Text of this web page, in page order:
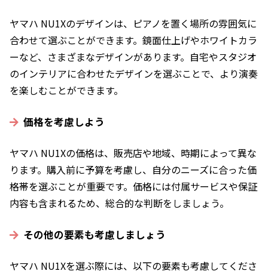
ヤマハ NU1Xのデザインは、ピアノを置く場所の雰囲気に
合わせて選ぶことができます。鏡面仕上げやホワイトカラ
ーなど、さまざまなデザインがあります。自宅やスタジオ
のインテリアに合わせたデザインを選ぶことで、より演奏
を楽しむことができます。
価格を考慮しよう
ヤマハ NU1Xの価格は、販売店や地域、時期によって異な
ります。購入前に予算を考慮し、自分のニーズに合った価
格帯を選ぶことが重要です。価格には付属サービスや保証
内容も含まれるため、総合的な判断をしましょう。
その他の要素も考慮しましょう
ヤマハ NU1Xを選ぶ際には、以下の要素も考慮してくださ